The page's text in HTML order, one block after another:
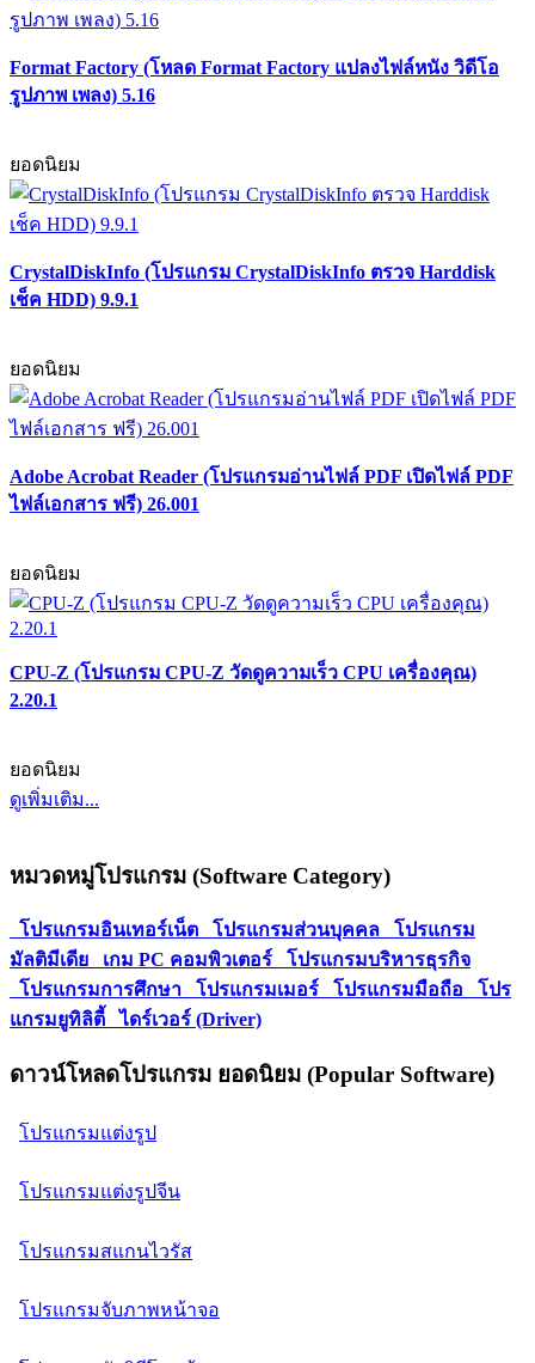
Format Factory (โหลด Format Factory แปลงไฟล์หนัง วิดีโอ
รูปภาพ เพลง) 5.16
ยอดนิยม
CrystalDiskInfo (โปรแกรม CrystalDiskInfo ตรวจ Harddisk
เช็ค HDD) 9.9.1
ยอดนิยม
Adobe Acrobat Reader (โปรแกรมอ่านไฟล์ PDF เปิดไฟล์ PDF
ไฟล์เอกสาร ฟรี) 26.001
ยอดนิยม
CPU-Z (โปรแกรม CPU-Z วัดดูความเร็ว CPU เครื่องคุณ)
2.20.1
ยอดนิยม
ดูเพิ่มเติม...
หมวดหมู่โปรแกรม (Software Category)
โปรแกรมอินเทอร์เน็ต โปรแกรมส่วนบุคคล
โปรแกรม
มัลติมีเดีย
เกม PC คอมพิวเตอร์
โปรแกรมบริหารธุรกิจ
โปรแกรมการศึกษา
โปรแกรมเมอร์ โปรแกรมมือถือ
โปร
แกรมยูทิลิตี้
ไดร์เวอร์ (Driver)
ดาวน์โหลดโปรแกรม ยอดนิยม (Popular Software)
โปรแกรมแต่งรูป
โปรแกรมแต่งรูปจีน
โปรแกรมสแกนไวรัส
โปรแกรมจับภาพหน้าจอ